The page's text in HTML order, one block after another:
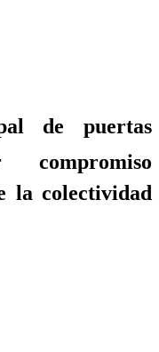
de puertas
la colectividad